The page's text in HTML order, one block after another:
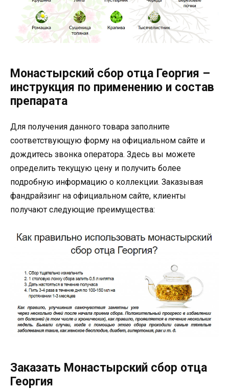
Монастырский сбор отца Георгия –
инструкция по применению и состав
препарата
Для получения данного товара заполните
соответствующую форму на официальном сайте и
дождитесь звонка оператора. Здесь вы можете
определить текущую цену и получить более
подробную информацию о коллекции. Заказывая
фандрайзинг на официальном сайте, клиенты
получают следующие преимущества:
Заказать Монастырский сбор отца
Георгия